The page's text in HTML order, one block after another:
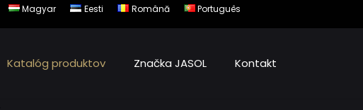
Magyar Eesti Română
Português
Katalóg produktov Značka JASOL Kontakt